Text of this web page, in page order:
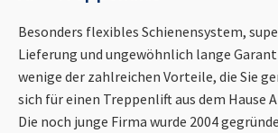
Besonders flexibles Schienensystem,
Lieferung und ungewöhnlich lange
wenige der zahlreichen Vorteile, die Sie
sich für einen Treppenlift aus dem Hause
Die noch junge Firma wurde 2004